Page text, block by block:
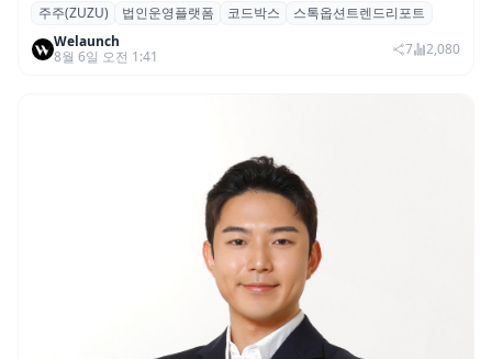
스톡옵션 취소율 2년 만에 18.2%→31.3%…
권리 발생 즉시 행사 비중도 급증
주주(ZUZU) 법인운영플랫폼 코드박스
스톡옵션트렌드리포트
Welaunch
8월 6일 오전 1:41
7 2,080